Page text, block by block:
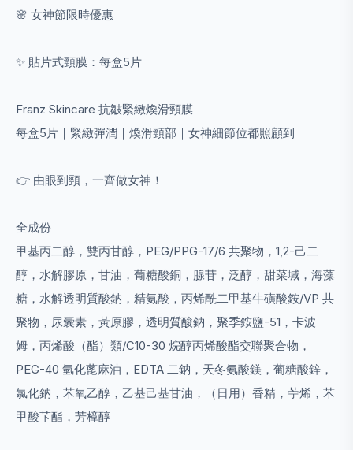
🌸 女神節限時優惠
✨ 貼片式頸膜：每盒5片
Franz Skincare 抗皺緊緻煥滑頸膜
每盒5片｜緊緻彈潤｜煥滑頸部｜女神細節位都照顧到
👉 由眼到頸，一齊做女神！
全成份
甲基丙二醇，雙丙甘醇，PEG/PPG-17/6 共聚物，1,2-己二
醇，水解膠原，甘油，葡糖酸銅，腺苷，泛醇，甜菜堿，海藻
糖，水解透明質酸鈉，精氨酸，丙烯酰二甲基牛磺酸銨/VP 共
聚物，尿囊素，黃原膠，透明質酸鈉，聚季銨鹽-51，卡波
姆，丙烯酸（酯）類/C10-30 烷醇丙烯酸酯交聯聚合物，
PEG-40 氫化蓖麻油，EDTA 二鈉，天冬氨酸鎂，葡糖酸鋅，
氯化鈉，苯氧乙醇，乙基己基甘油，（日用）香精，苧烯，苯
甲酸芐酯，芳樟醇